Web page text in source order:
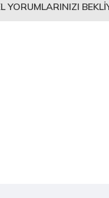
YORUMLARINIZI